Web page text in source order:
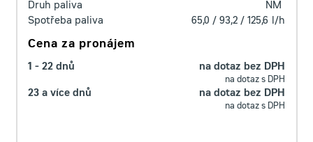
Druh paliva
NM
Spotřeba paliva
65,0 / 93,2 / 125,6 l/h
Cena za pronájem
1 - 22 dnů na dotaz bez DPH
na dotaz s DPH
23 a více dnů na dotaz bez DPH
na dotaz s DPH